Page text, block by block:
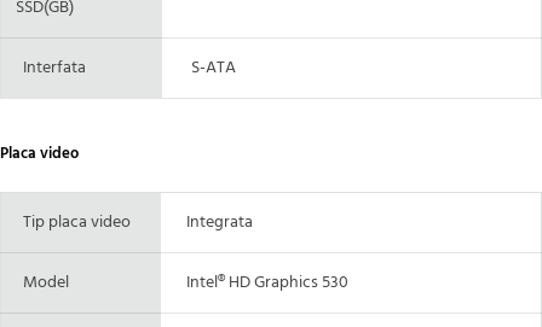
SSD(GB)
Interfata S-ATA
Placa video
Tip placa video Integrata
Model Intel® HD Graphics 530